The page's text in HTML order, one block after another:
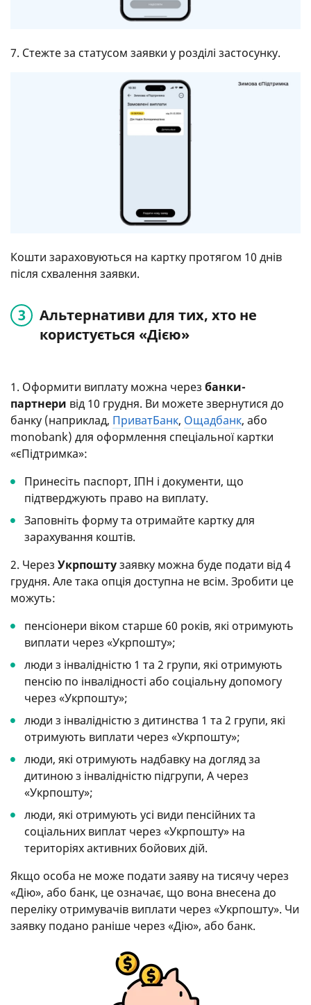
7. Стежте за статусом заявки у розділі застосунку.
Кошти зараховуються на картку протягом 10 днів
після схвалення заявки.
Альтернативи для тих, хто не
користується «Дією»
1. Оформити виплату можна через банки-
партнери від 10 грудня. Ви можете звернутися до
банку (наприклад, ПриватБанк, Ощадбанк, або
monobank) для оформлення спеціальної картки
«єПідтримка»:
Принесіть паспорт, ІПН і документи, що
підтверджують право на виплату.
Заповніть форму та отримайте картку для
зарахування коштів.
2. Через Укрпоштузаявку можна буде подати від 4
грудня. Але така опція доступна не всім. Зробити це
можуть:
пенсіонери віком старше 60 років, які отримують
виплати через «Укрпошту»;
люди з інвалідністю 1 та 2 групи, які отримують
пенсію по інвалідності або соціальну допомогу
через «Укрпошту»;
люди з інвалідністю з дитинства 1 та 2 групи, які
отримують виплати через «Укрпошту»;
люди, які отримують надбавку на догляд за
дитиною з інвалідністю підгрупи, А через
«Укрпошту»;
люди, які отримують усі види пенсійних та
соціальних виплат через «Укрпошту» на
територіях активних бойових дій.
Якщо особа не може подати заяву на тисячу через
«Дію», або банк, це означає, що вона внесена до
переліку отримувачів виплати через «Укрпошту». Чи
заявку подано раніше через «Дію», або банк.